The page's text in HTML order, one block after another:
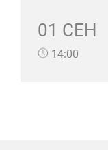
01 СЕН
14:00